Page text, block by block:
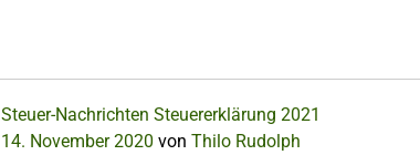
Steuer-Nachrichten Steuererklärung 2021
14. November 2020 von Thilo Rudolph